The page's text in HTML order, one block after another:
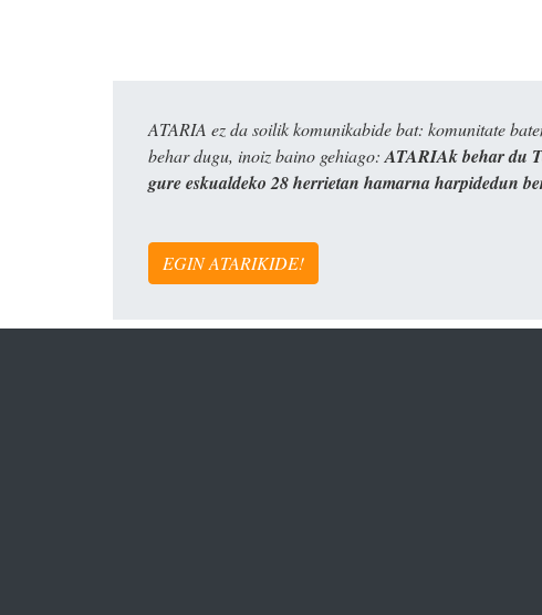
ATARIA ez da soilik komunikabide bat: komunitate
behar dugu, inoiz baino gehiago: ATARIAk behar du
gure eskualdeko 28 herrietan hamarna harpidedun
EGIN ATARIKIDE!